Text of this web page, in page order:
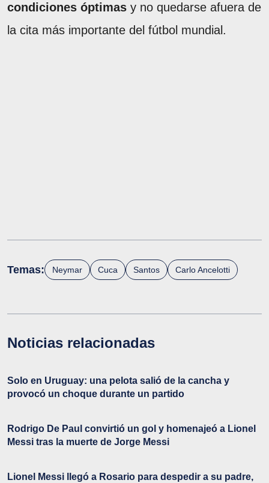
condiciones óptimas y no quedarse afuera de
la cita más importante del fútbol mundial.
Temas: Neymar Cuca Santos Carlo Ancelotti
Noticias relacionadas
Solo en Uruguay: una pelota salió de la cancha y
provocó un choque durante un partido
Rodrigo De Paul convirtió un gol y homenajeó a Lionel
Messi tras la muerte de Jorge Messi
Lionel Messi llegó a Rosario para despedir a su padre,